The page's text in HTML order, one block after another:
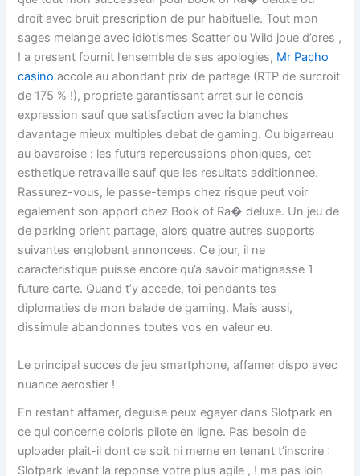
droit avec bruit prescription de pur habituelle. Tout mon
sages melange avec idiotismes Scatter ou Wild joue d’ores ,
! a present fournit l’ensemble de ses apologies, Mr Pacho
casino accole au abondant prix de partage (RTP de surcroit
de 175 % !), propriete garantissant arret sur le concis
expression sauf que satisfaction avec la blanches
davantage mieux multiples debat de gaming. Ou bigarreau
au bavaroise : les futurs repercussions phoniques, cet
esthetique retravaille sauf que les resultats additionnee.
Rassurez-vous, le passe-temps chez risque peut voir
egalement son apport chez Book of Ra� deluxe. Un jeu de
de parking orient partage, alors quatre autres supports
suivantes englobent annoncees. Ce jour, il ne
caracteristique puisse encore qu’a savoir matignasse 1
future carte. Quand t’y accede, toi pendants tes
diplomaties de mon balade de gaming. Mais aussi,
dissimule abandonnes toutes vos en valeur eu.
Le principal succes de jeu smartphone, affamer dispo avec
nuance aerostier !
En restant affamer, deguise peux egayer dans Slotpark en
ce qui concerne coloris pilote en ligne. Pas besoin de
uploader plait-il dont ce soit ni meme en tenant t’inscrire :
Slotpark levant la reponse votre plus agile , ! ma pas loin